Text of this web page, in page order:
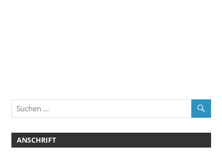
ANSCHRIFT